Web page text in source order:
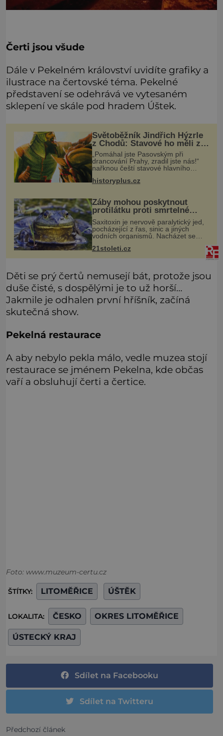
Čerti jsou všude
Dále v Pekelném království uvidíte grafiky a
ilustrace na čertovské téma. Pekelné
představení se odehrává ve vytesaném
sklepení ve skále pod hradem Úštek.
Světoběžník Jindřich Hýzrle
z Chodů: Stavové ho měli za
zrádce
„Pomáhal jste Pasovským při
drancování Prahy, zradil jste nás!“
nařknou čeští stavové hlavního
Jindřich se však zastrašit nenechá.
historyplus.cz
Žáby mohou poskytnout
protilátku proti smrtelné
otravě měkkýši
Saxitoxin je nervově paralytický jed,
pocházející z řas, sinic a jiných
vodních organismů. Nacházet se
mlžích, jako jsou ústřice nebo slávky.
K příznakům otravy patří
21stoleti.cz
Děti se prý čertů nemusejí bát, protože jsou
duše čisté, s dospělými je to už horší…
Jakmile je odhalen první hříšník, začíná
skutečná show.
Pekelná restaurace
A aby nebylo pekla málo, vedle muzea stojí
restaurace se jménem Pekelna, kde občas
vaří a obsluhují čerti a čertice.
Foto: www.muzeum-certu.cz
ŠTÍTKY: LITOMĚŘICE ÚŠTĚK
LOKALITA: ČESKO OKRES LITOMĚŘICE
ÚSTECKÝ KRAJ
Sdílet na Facebooku
Sdílet na Twitteru
Předchozí článek